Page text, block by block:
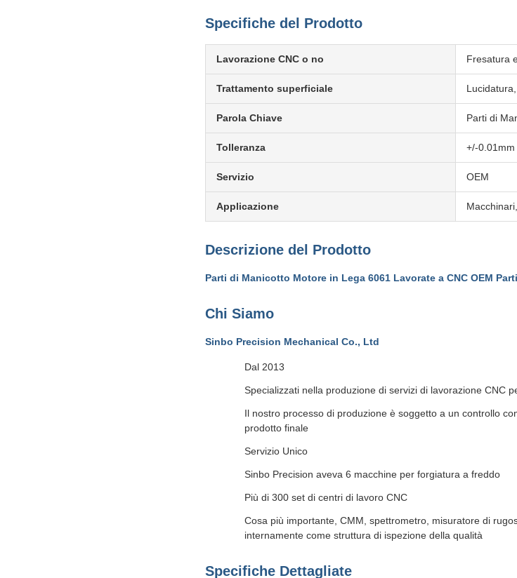
Specifiche del Prodotto
Lavorazione CNC o no Fresatura
Trattamento superficiale
Parola Chiave Parti di
Tolleranza +/-0.01mm
Servizio OEM
Applicazione
Descrizione del Prodotto
Parti di Manicotto Motore in Lega 6061 Lavorate a CNC OEM
Chi Siamo
Sinbo Precision Mechanical Co., Ltd
Dal 2013
Specializzati nella produzione di servizi di lavorazione CNC
Il nostro processo di produzione è soggetto a un controllo
prodotto finale
Servizio Unico
Sinbo Precision aveva 6 macchine per forgiatura a freddo
Più di 300 set di centri di lavoro CNC
Cosa più importante, CMM, spettrometro, misuratore di
internamente come struttura di ispezione della qualità
Specifiche Dettagliate